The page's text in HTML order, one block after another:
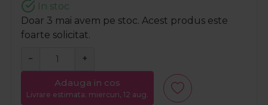
In stoc
Doar 3 mai avem pe stoc. Acest produs este
foarte solicitat.
− +
Adauga in cos
Livrare estimata: miercuri, 12 aug.